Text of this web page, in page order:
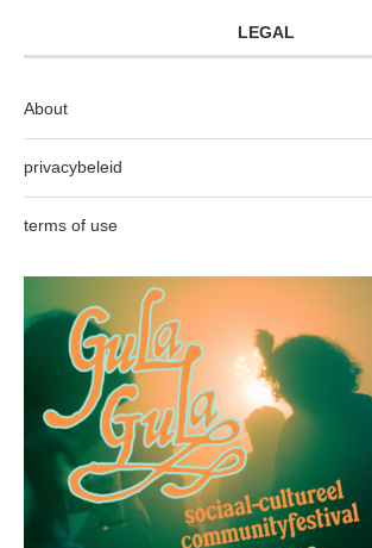
LEGAL
About
privacybeleid
terms of use